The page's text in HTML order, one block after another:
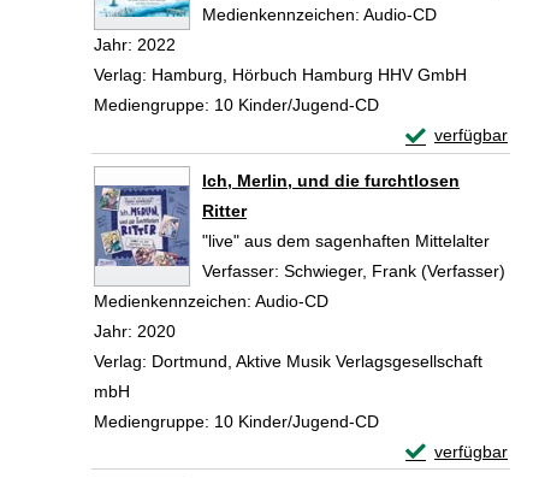
Medienkennzeichen: Audio-CD
Jahr: 2022
Verlag: Hamburg, Hörbuch Hamburg HHV GmbH
Mediengruppe: 10 Kinder/Jugend-CD
verfügbar
Exemplar-
Ich, Merlin, und die furchtlosen
Ritter
"live" aus dem sagenhaften Mittelalter
Verfasser: Schwieger, Frank (Verfasser)
Medienkennzeichen: Audio-CD
Jahr: 2020
Verlag: Dortmund, Aktive Musik Verlagsgesellschaft
mbH
Mediengruppe: 10 Kinder/Jugend-CD
verfügbar
Exemplar-